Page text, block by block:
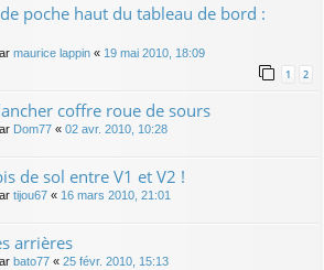
poche haut du tableau de bord :
maurice lappin « 19 mai 2010, 18:09
1 2
coffre roue de sours
Dom77 « 02 avr. 2010, 10:28
de sol entre V1 et V2 !
tijou67 « 16 mars 2010, 21:01
arrières
bato77 « 25 févr. 2010, 15:13